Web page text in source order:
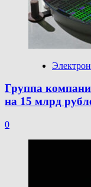
Группа
на 15 млрд
0